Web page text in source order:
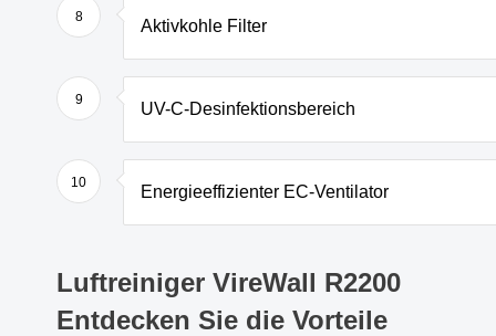
8 Aktivkohle Filter
9 UV-C-Desinfektionsbereich
10 Energieeffizienter EC-Ventilator
Luftreiniger VireWall R2200
Entdecken Sie die Vorteile